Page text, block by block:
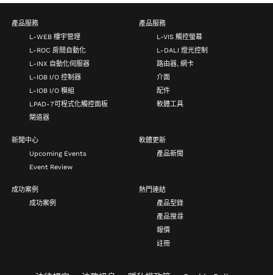
產品服務
L-WEB 樓宇管理
L-ROC 房間自動化
L-INX 自動化伺服器
L-IOB I/O 控制器
L-IOB I/O 模組
LPAD-7可程式化觸控面板
閘道器
產品服務
L-VIS 觸控螢幕
L-DALI 燈光控制
路由器, 網卡
介面
配件
軟體工具
新聞中心
Upcoming Events
Event Review
軟體更新
產品新聞
成功案例
成功案例
熱門連結
產品型錄
產品搜尋
報價
註冊